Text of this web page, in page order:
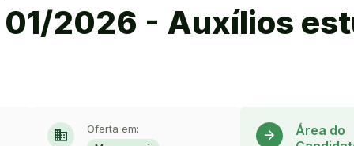
01/2026 - Auxílios
domain
Oferta em:
arrow_forward
Área do